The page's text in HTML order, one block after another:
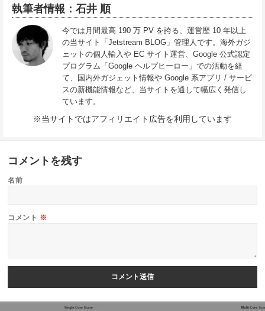
執筆者情報：石井 順
今では月間最高 190 万 PV を誇る、運営歴 10 年以上
の当サイト「Jetstream BLOG」管理人です。海外ガジ
ェットの個人輸入や EC サイト運営、Google 公式認定
プログラム「Google ヘルプヒーロー」での活動を経
て、国内外ガジェット情報や Google 系アプリ / サービ
スの新機能情報など、当サイトを通して幅広く発信し
ています。
※当サイトではアフィリエイト広告を利用しています
コメントを残す
名前
コメント ※